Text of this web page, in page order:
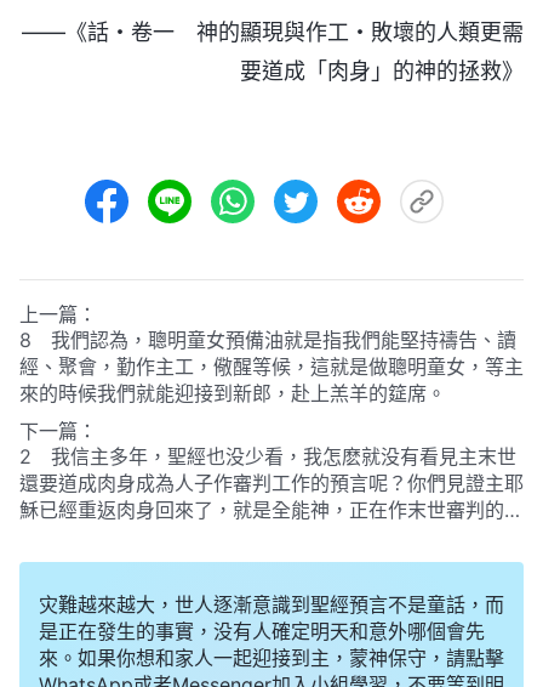
——《話・卷一 神的顯現與作工・敗壞的人類更需
要道成「肉身」的神的拯救》
上一篇：
8 我們認為，聰明童女預備油就是指我們能堅持禱告、讀
經、聚會，勤作主工，儆醒等候，這就是做聰明童女，等主
來的時候我們就能迎接到新郎，赴上羔羊的筵席。
下一篇：
2 我信主多年，聖經也没少看，我怎麽就没有看見主末世
還要道成肉身成為人子作審判工作的預言呢？你們見證主耶
穌已經重返肉身回來了，就是全能神，正在作末世審判的工
灾難越來越大，世人逐漸意識到聖經預言不是童話，而
是正在發生的事實，没有人確定明天和意外哪個會先
來。如果你想和家人一起迎接到主，蒙神保守，請點擊